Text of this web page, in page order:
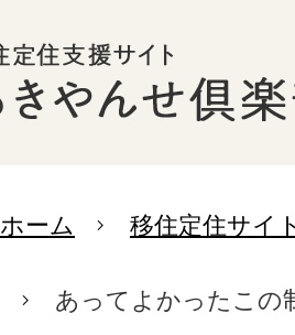
ホーム 移住定住サイ
あってよかったこの